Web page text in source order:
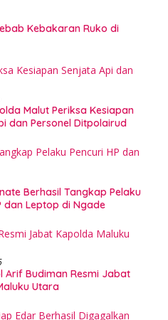
Kebakaran Ruko di
Malut Periksa Kesiapan
dan Personel Ditpolairud
Berhasil Tangkap Pelaku
dan Leptop di Ngade
Arif Budiman Resmi Jabat
Utara